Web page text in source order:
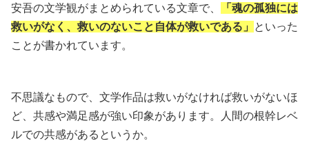
安吾の文学観がまとめられている文章で、
「魂の孤独には
救いがなく、救いのないこと自体が救いである」
といった
ことが書かれています。
不思議なもので、文学作品は救いがなければ救いがないほ
ど、共感や満足感が強い印象があります。人間の根幹レベ
ルでの共感があるというか。